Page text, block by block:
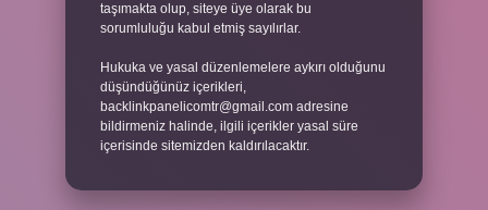
taşımakta olup, siteye üye olarak bu
sorumluluğu kabul etmiş sayılırlar.
Hukuka ve yasal düzenlemelere aykırı olduğunu
düşündüğünüz içerikleri,
backlinkpanelicomtr@gmail.com adresine
bildirmeniz halinde, ilgili içerikler yasal süre
içerisinde sitemizden kaldırılacaktır.